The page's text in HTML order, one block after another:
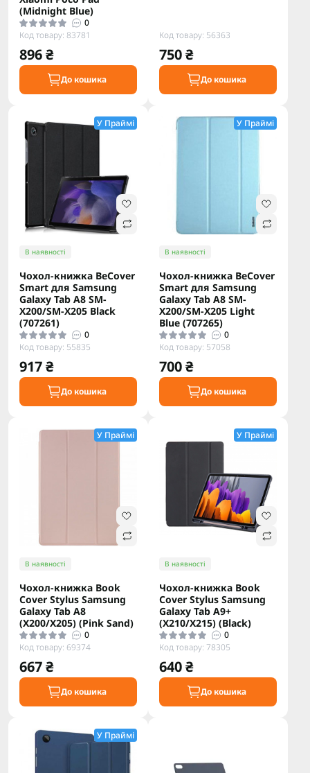
(Midnight Blue)
0
Код товару: 83781
896 ₴
До кошика
Код товару: 56363
750 ₴
До кошика
У Праймі
В наявності
Чохол-книжка BeCover
Smart для Samsung
Galaxy Tab A8 SM-
X200/SM-X205 Black
(707261)
0
Код товару: 55835
917 ₴
До кошика
У Праймі
В наявності
Чохол-книжка BeCover
Smart для Samsung
Galaxy Tab A8 SM-
X200/SM-X205 Light
Blue (707265)
0
Код товару: 57058
700 ₴
До кошика
У Праймі
В наявності
Чохол-книжка Book
Cover Stylus Samsung
Galaxy Tab A8
(X200/X205) (Pink Sand)
0
Код товару: 69374
667 ₴
До кошика
У Праймі
В наявності
Чохол-книжка Book
Cover Stylus Samsung
Galaxy Tab A9+
(X210/X215) (Black)
0
Код товару: 78305
640 ₴
До кошика
У Праймі